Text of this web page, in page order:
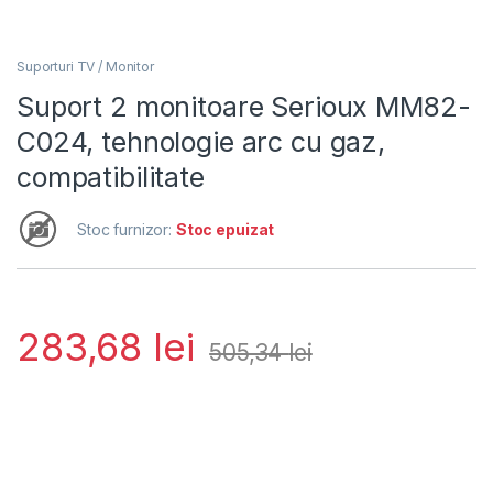
Suporturi TV / Monitor
Suport 2 monitoare Serioux MM82-
C024, tehnologie arc cu gaz,
compatibilitate
Stoc furnizor: Stoc epuizat
283,68 lei 505,34lei